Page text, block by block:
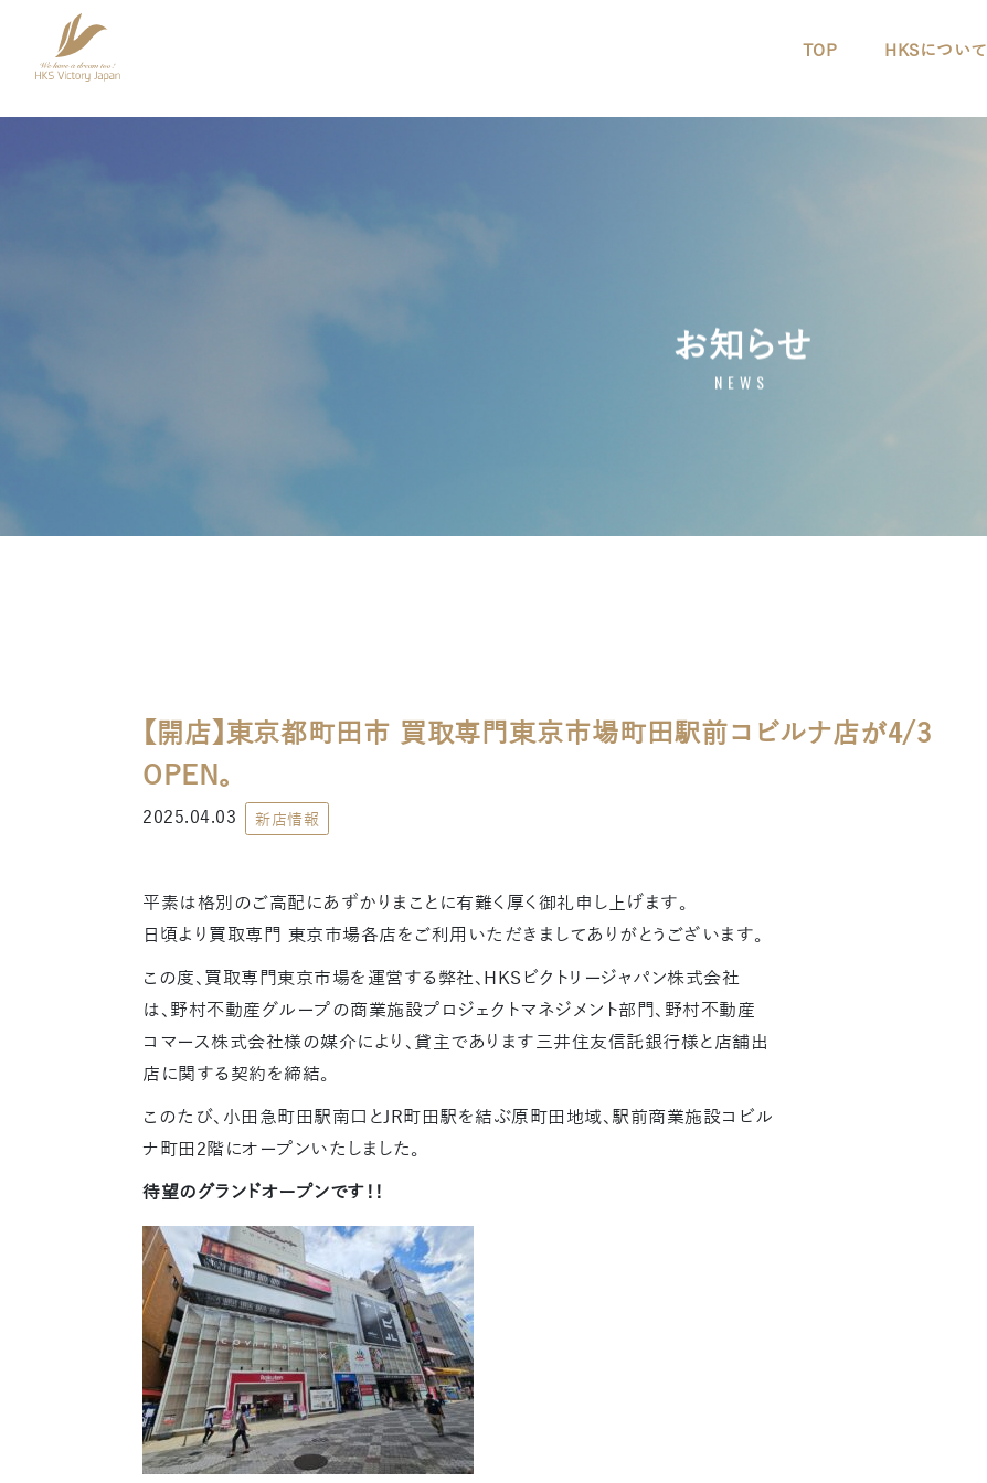
TOP HKSについて
お知らせ
NEWS
【開店】東京都町田市 買取専門東京市場町田駅前コビルナ店が4/3
OPEN。
2025.04.03 新店情報
平素は格別のご高配にあずかりまことに有難く厚く御礼申し上げます。
日頃より買取専門 東京市場各店をご利用いただきましてありがとうございます。
この度、買取専門東京市場を運営する弊社、HKSビクトリージャパン株式会社
は、野村不動産グループの商業施設プロジェクトマネジメント部門、野村不動産
コマース株式会社様の媒介により、貸主であります三井住友信託銀行様と店舗出
店に関する契約を締結。
このたび、小田急町田駅南口とJR町田駅を結ぶ原町田地域、駅前商業施設コビル
ナ町田2階にオープンいたしました。
待望のグランドオープンです！！